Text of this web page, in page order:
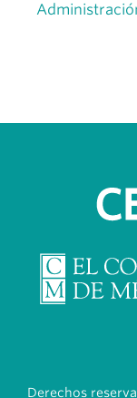
Derechos